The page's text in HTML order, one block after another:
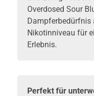
Overdosed Sour
Dampferbedürfnis
Nikotinniveau für
Erlebnis.
Perfekt für